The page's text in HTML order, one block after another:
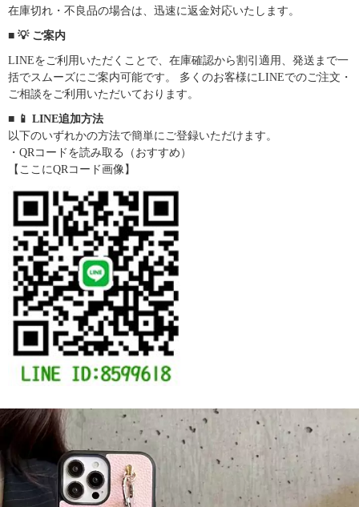
在庫切れ・不良品の場合は、迅速に返金対応いたします。
■ 💡 ご案内
LINEをご利用いただくことで、在庫確認から割引適用、発送まで一
括でスムーズにご案内可能です。 多くのお客様にLINEでのご注文・
ご相談をご利用いただいております。
■ 📱 LINE追加方法
以下のいずれかの方法で簡単にご登録いただけます。
・QRコードを読み取る（おすすめ）
【ここにQRコード画像】